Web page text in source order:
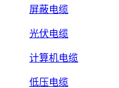
屏蔽电缆
光伏电缆
计算机电缆
低压电缆